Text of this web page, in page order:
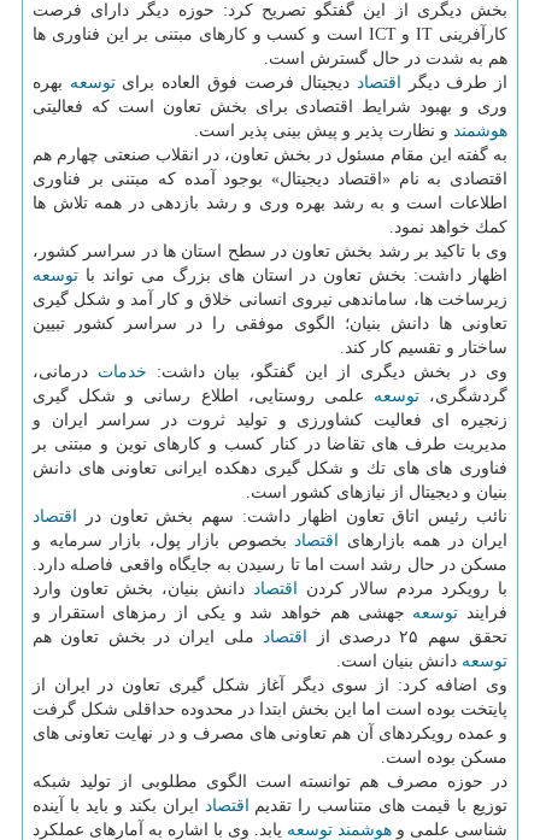
بخش دیگری از این گفتگو تصریح كرد: حوزه دیگر دارای فرصت
كارآفرینی IT و ICT است و كسب و كارهای مبتنی بر این فناوری ها
هم به شدت در حال گسترش است.
از طرف دیگر
اقتصاد دیجیتال فرصت فوق العاده برایتوسعه بهره
وری و بهبود شرایط اقتصادی برای بخش تعاون است كه فعالیتی
هوشمند و نظارت پذیر و پیش بینی پذیر است.
به گفته این مقام مسئول در بخش تعاون، در انقلاب صنعتی چهارم هم
اقتصادی به نام «اقتصاد دیجیتال» بوجود آمده كه مبتنی بر فناوری
اطلاعات است و به رشد بهره وری و رشد بازدهی در همه تلاش ها
كمك خواهد نمود.
وی با تاكید بر رشد بخش تعاون در سطح استان ها در سراسر كشور،
اظهار داشت: بخش تعاون در استان های بزرگ می تواند با توسعه
زیرساخت ها، ساماندهی نیروی انسانی خلاق و كار آمد و شكل گیری
تعاونی ها دانش بنیان؛ الگوی موفقی را در سراسر كشور تبیین
ساختار و تقسیم كار كند.
وی در بخش دیگری از این گفتگو، بیان داشت: خدمات درمانی،
گردشگری،توسعه علمی روستایی، اطلاع رسانی و شكل گیری
زنجیره ای فعالیت كشاورزی و تولید ثروت در سراسر ایران و
مدیریت طرف های تقاضا در كنار كسب و كارهای نوین و مبتنی بر
فناوری های های تك و شكل گیری دهكده ایرانی تعاونی های دانش
بنیان و دیجیتال از نیازهای كشور است.
نائب رئیس اتاق تعاون اظهار داشت: سهم بخش تعاون در
اقتصاد
ایران در همه بازارهای
اقتصاد بخصوص بازار پول، بازار سرمایه و
مسكن در حال رشد است اما تا رسیدن به جایگاه واقعی فاصله دارد.
با رویكرد مردم سالار كردن
اقتصاد دانش بنیان، بخش تعاون وارد
فرایند توسعه جهشی هم خواهد شد و یكی از رمزهای استقرار و
تحقق سهم ۲۵ درصدی از
اقتصادملی ایران در بخش تعاون هم
توسعه دانش بنیان است.
وی اضافه كرد: از سوی دیگر آغاز شكل گیری تعاون در ایران از
پایتخت بوده است اما این بخش ابتدا در محدوده حداقلی شكل گرفت
و عمده رویكردهای آن هم تعاونی های مصرف و در نهایت تعاونی های
مسكن بوده است.
در حوزه مصرف هم توانسته است الگوی مطلوبی از تولید شبكه
توزیع با قیمت های متناسب را تقدیم
اقتصاد ایران بكند و باید با آینده
شناسی علمی و هوشمند توسعه یابد. وی با اشاره به آمارهای عملكرد